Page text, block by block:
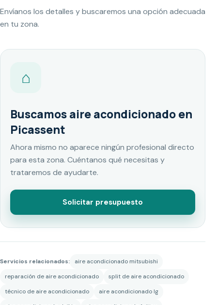
Envíanos los detalles y buscaremos una opción adecuada
en tu zona.
⌂
Buscamos aire acondicionado en
Picassent
Ahora mismo no aparece ningún profesional directo
para esta zona. Cuéntanos qué necesitas y
trataremos de ayudarte.
Solicitar presupuesto
Servicios relacionados:
aire acondicionado mitsubishi
reparación de aire acondicionado
split de aire acondicionado
técnico de aire acondicionado
aire acondicionado lg